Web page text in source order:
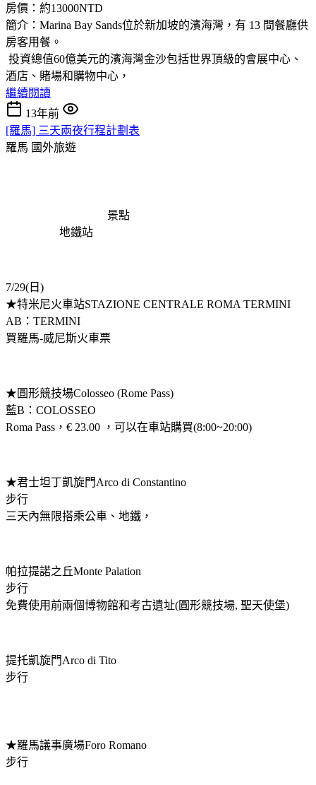
房價：約13000NTD
簡介：Marina Bay Sands位於新加坡的濱海灣，有 13 間餐廳供
房客用餐。
投資總值60億美元的濱海灣金沙包括世界頂級的會展中心、
酒店、賭場和購物中心，
繼續閱讀
13年前
[羅馬] 三天兩夜行程計劃表
羅馬 國外旅遊
景點
地鐵站
7/29(日)
★特米尼火車站STAZIONE CENTRALE ROMA TERMINI
AB：TERMINI
買羅馬-威尼斯火車票
★圓形競技場Colosseo (Rome Pass)
藍B：COLOSSEO
Roma Pass，€ 23.00 ，可以在車站購買(8:00~20:00)
★君士坦丁凱旋門Arco di Constantino
步行
三天內無限搭乘公車、地鐵，
帕拉提諾之丘Monte Palation
步行
免費使用前兩個博物館和考古遺址(圓形競技場, 聖天使堡)
提托凱旋門Arco di Tito
步行
★羅馬議事廣場Foro Romano
步行